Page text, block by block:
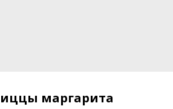
маргарита